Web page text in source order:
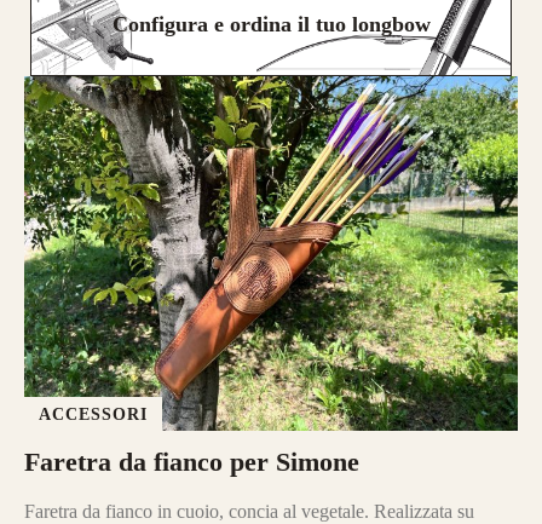
Configura e ordina il tuo longbow
ACCESSORI
Faretra da fianco per Simone
Faretra da fianco in cuoio, concia al vegetale. Realizzata su